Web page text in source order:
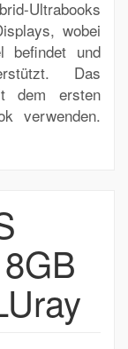
Ultrabooks
wobei
befindet und
Das
dem ersten
verwenden.